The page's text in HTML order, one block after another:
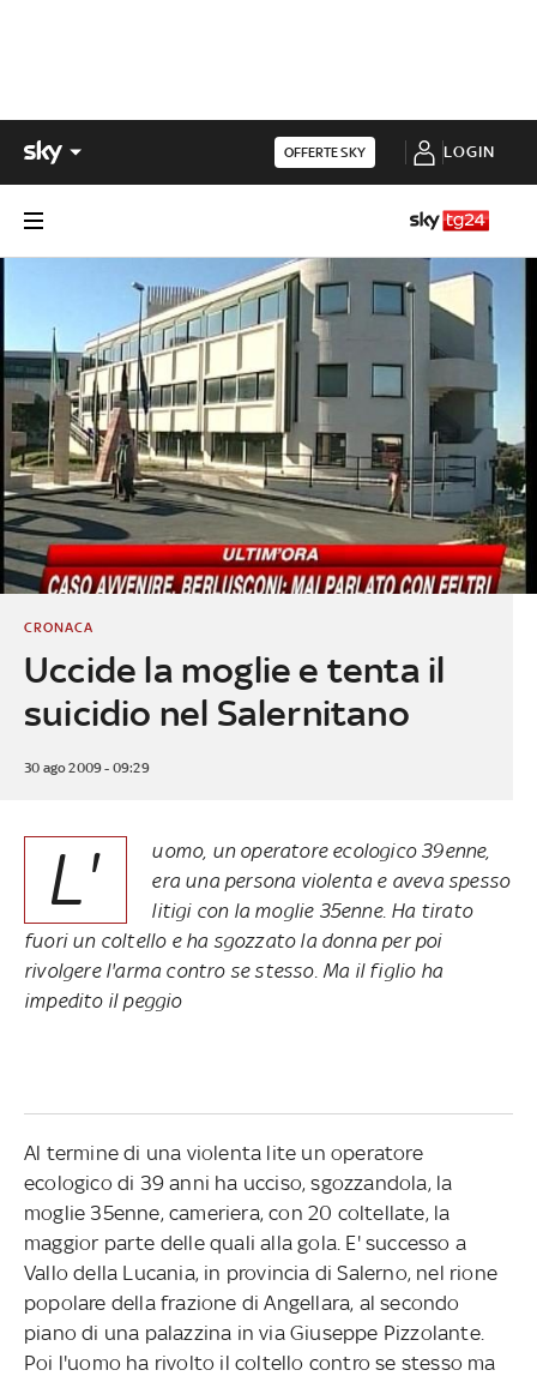
OFFERTE SKY LOGIN
Uccide la moglie e tenta il
suicidio nel Salernitano
CRONACA
30 ago 2009 - 09:29
L'
uomo, un operatore ecologico 39enne,
era una persona violenta e aveva spesso
litigi con la moglie 35enne. Ha tirato
fuori un coltello e ha sgozzato la donna per poi
rivolgere l'arma contro se stesso. Ma il figlio ha
impedito il peggio
Al termine di una violenta lite un operatore
ecologico di 39 anni ha ucciso, sgozzandola, la
moglie 35enne, cameriera, con 20 coltellate, la
maggior parte delle quali alla gola. E' successo a
Vallo della Lucania, in provincia di Salerno, nel rione
popolare della frazione di Angellara, al secondo
piano di una palazzina in via Giuseppe Pizzolante.
Poi l'uomo ha rivolto il coltello contro se stesso ma